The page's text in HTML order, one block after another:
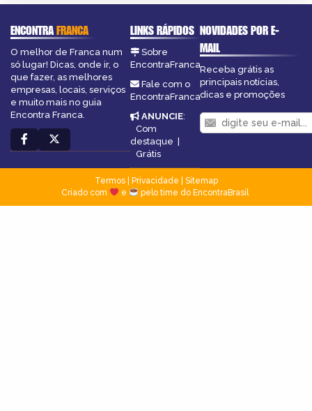
ENCONTRAFRANCA
O melhor de Franca num
só lugar! Dicas, onde ir, o
que fazer, as melhores
empresas, locais, serviços
e muito mais no guia
Encontra Franca.
LINKS RÁPIDOS
Sobre
EncontraFranca
Fale com o
EncontraFranca
ANUNCIE:
Com
destaque |
Grátis
NOVIDADES POR E-
MAIL
Receba grátis as
principais notícias,
dicas e promoções
Termos| Privacidade
Sitemap
Criado com
e pelo time do EncontraBrasil